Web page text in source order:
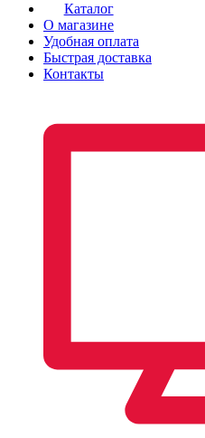
Каталог
О магазине
Удобная оплата
Быстрая доставка
Контакты